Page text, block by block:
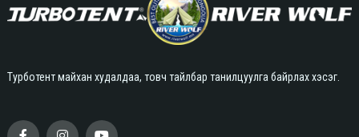
Турботент майхан худалдаа, товч тайлбар танилцуулга байрлах хэсэг.